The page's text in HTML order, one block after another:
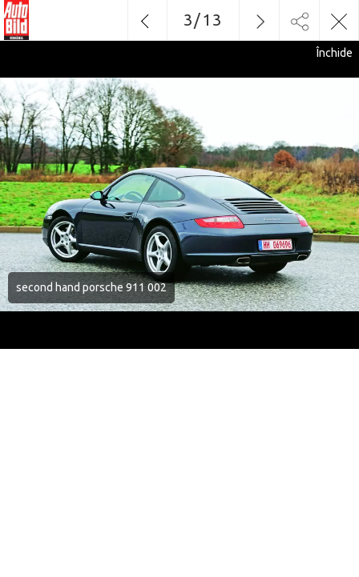
second hand porsche 911 002
Închide
3/13